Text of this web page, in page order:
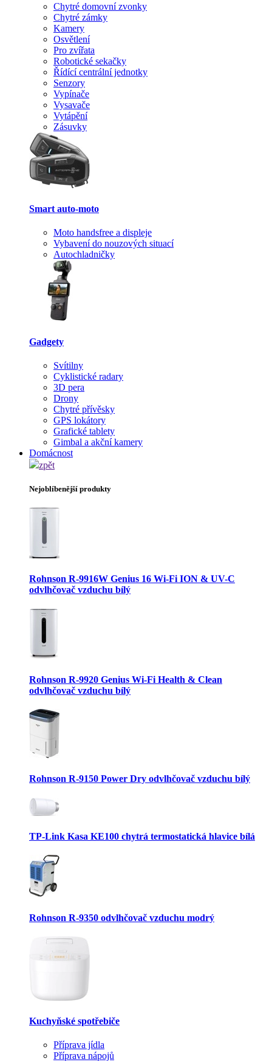
Chytré domovní zvonky
Chytré zámky
Kamery
Osvětlení
Pro zvířata
Robotické sekačky
Řídící centrální jednotky
Senzory
Vypínače
Vysavače
Vytápění
Zásuvky
Smart auto-moto
Moto handsfree a displeje
Vybavení do nouzových situací
Autochladničky
Gadgety
Svítilny
Cyklistické radary
3D pera
Drony
Chytré přívěsky
GPS lokátory
Grafické tablety
Gimbal a akční kamery
Domácnost
zpět
Nejoblíbenější produkty
Rohnson R-9916W Genius 16 Wi-Fi ION & UV-C
odvlhčovač vzduchu bílý
Rohnson R-9920 Genius Wi-Fi Health & Clean
odvlhčovač vzduchu bílý
Rohnson R-9150 Power Dry odvlhčovač vzduchu bílý
TP-Link Kasa KE100 chytrá termostatická hlavice bílá
Rohnson R-9350 odvlhčovač vzduchu modrý
Kuchyňské spotřebiče
Příprava jídla
Příprava nápojů